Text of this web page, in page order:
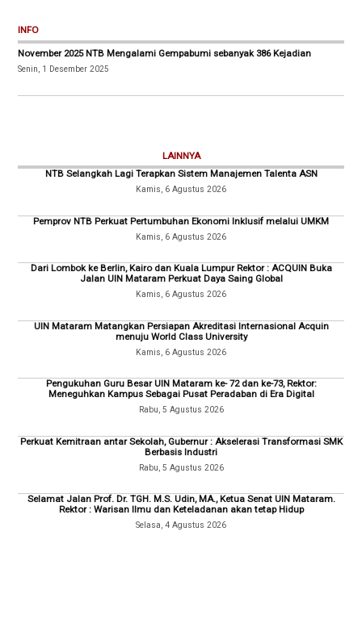
INFO
November 2025 NTB Mengalami Gempabumi sebanyak 386 Kejadian
Senin, 1 Desember 2025
LAINNYA
NTB Selangkah Lagi Terapkan Sistem Manajemen Talenta ASN
Kamis, 6 Agustus 2026
Pemprov NTB Perkuat Pertumbuhan Ekonomi Inklusif melalui UMKM
Kamis, 6 Agustus 2026
Dari Lombok ke Berlin, Kairo dan Kuala Lumpur Rektor : ACQUIN Buka
Jalan UIN Mataram Perkuat Daya Saing Global
Kamis, 6 Agustus 2026
UIN Mataram Matangkan Persiapan Akreditasi Internasional Acquin
menuju World Class University
Kamis, 6 Agustus 2026
Pengukuhan Guru Besar UIN Mataram ke- 72 dan ke-73, Rektor:
Meneguhkan Kampus Sebagai Pusat Peradaban di Era Digital
Rabu, 5 Agustus 2026
Perkuat Kemitraan antar Sekolah, Gubernur : Akselerasi Transformasi SMK
Berbasis Industri
Rabu, 5 Agustus 2026
Selamat Jalan Prof. Dr. TGH. M.S. Udin, MA., Ketua Senat UIN Mataram.
Rektor : Warisan Ilmu dan Keteladanan akan tetap Hidup
Selasa, 4 Agustus 2026